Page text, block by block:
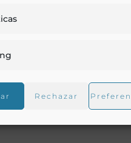
Rechazar